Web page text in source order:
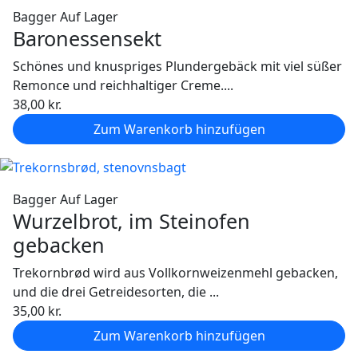
BaggerAuf Lager
Baronessensekt
Schönes und knuspriges Plundergebäck mit viel süßer
Remonce und reichhaltiger Creme....
38,00 kr.
Zum Warenkorb hinzufügen
BaggerAuf Lager
Wurzelbrot, im Steinofen
gebacken
Trekornbrød wird aus Vollkornweizenmehl gebacken,
und die drei Getreidesorten, die ...
35,00 kr.
Zum Warenkorb hinzufügen